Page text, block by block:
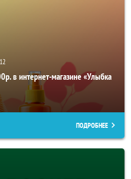
12
в интернет-магазине «Улыбка
ПОДРОБНЕЕ